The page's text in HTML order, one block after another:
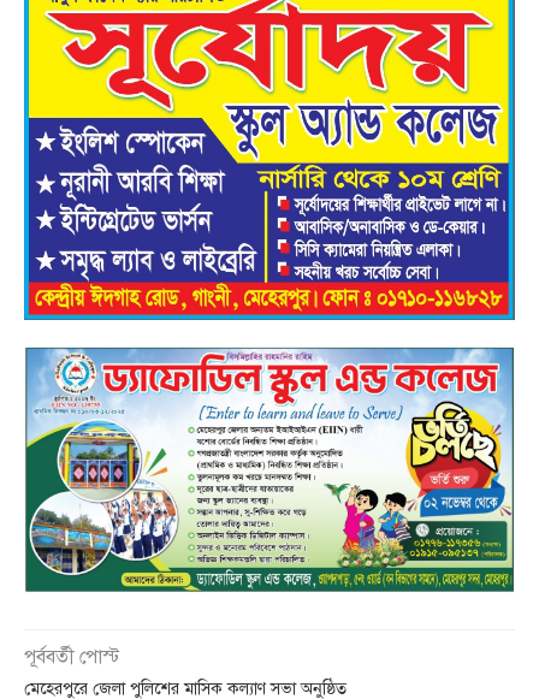
পূর্ববর্তী পোস্ট
মেহেরপুরে জেলা পুলিশের মাসিক কল্যাণ সভা অনুষ্ঠিত